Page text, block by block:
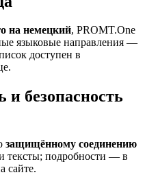
на немецкий, PROMT.One
языковые направления —
доступен в
безопасность
защищённому соединению
тексты; подробности — в
сайте.